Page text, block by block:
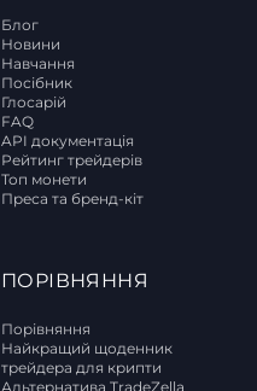
Блог
Новини
Навчання
Посібник
Глосарій
FAQ
API документація
Рейтинг трейдерів
Топ монети
Преса та бренд-кіт
ПОРІВНЯННЯ
Порівняння
Найкращий щоденник
трейдера для крипти
Альтернатива TradeZella